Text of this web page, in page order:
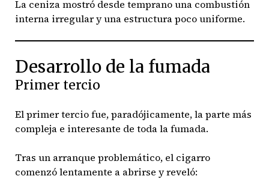
La ceniza mostró desde temprano una combustión
interna irregular y una estructura poco uniforme.
Desarrollo de la fumada
Primer tercio
El primer tercio fue, paradójicamente, la parte más
compleja e interesante de toda la fumada.
Tras un arranque problemático, el cigarro
comenzó lentamente a abrirse y reveló: